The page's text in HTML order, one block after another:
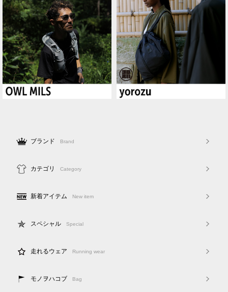
ブランド Brand
カテゴリ Category
新着アイテム New item
スペシャル Special
走れるウェア Running wear
モノヲハコブ Bag